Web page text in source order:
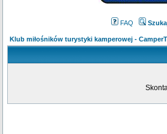
FAQ
Klub miłośników turystyki kamperowej -